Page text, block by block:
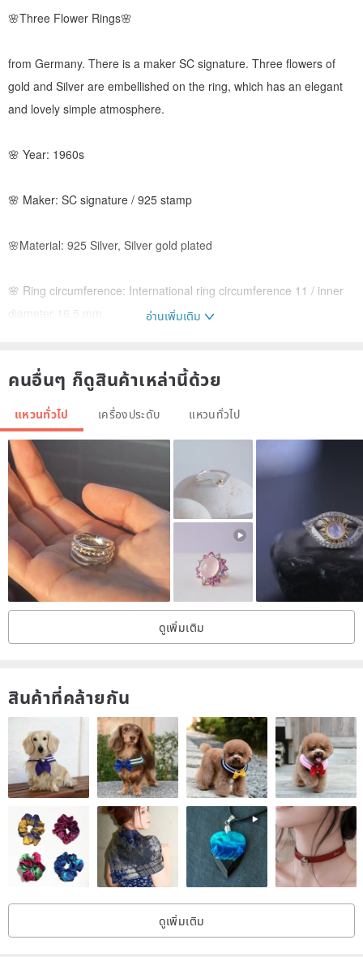
🌸Three Flower Rings🌸
from Germany. There is a maker SC signature. Three flowers of
gold and Silver are embellished on the ring, which has an elegant
and lovely simple atmosphere.
🌸 Year: 1960s
🌸 Maker: SC signature / 925 stamp
🌸Material: 925 Silver, Silver gold plated
🌸 Ring circumference: International ring circumference 11 / inner
diameter 16.5 mm
you mind. 》
อ่านเพิ่มเติม
คนอื่นๆ ก็ดูสินค้าเหล่านี้ด้วย
แหวนทั่วไป เครื่องประดับ แหวนทั่วไป
ดูเพิ่มเติม
สินค้าที่คล้ายกัน
ดูเพิ่มเติม